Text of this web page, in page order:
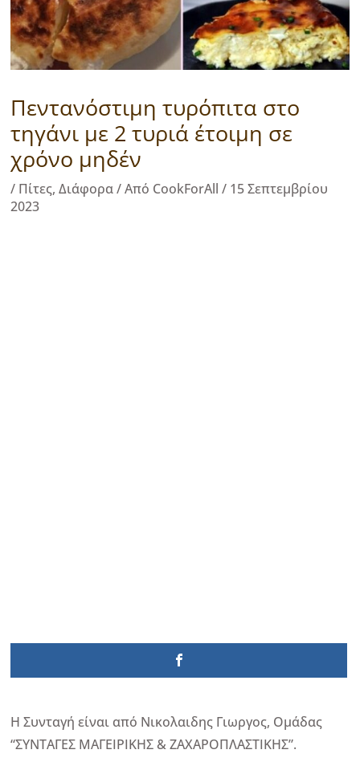
Πεντανόστιμη τυρόπιτα στο
τηγάνι με 2 τυριά έτοιμη σε
χρόνο μηδέν
/ Πίτες, Διάφορα/ Από CookForAll / 15 Σεπτεμβρίου
2023
Η Συνταγή είναι από Νικολαιδης Γιωργος, Ομάδας
“ΣΥΝΤΑΓΕΣ ΜΑΓΕΙΡΙΚΗΣ & ΖΑΧΑΡΟΠΛΑΣΤΙΚΗΣ”.